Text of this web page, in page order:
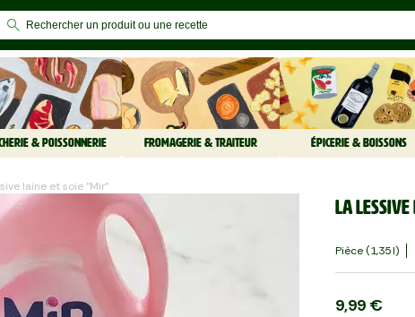
& POISSONNERIE FROMAGERIE & TRAITEUR ÉPICERIE & BOISSONS
laine et soie "Mir"
La
Pièce (1,35 L)
9,99 €